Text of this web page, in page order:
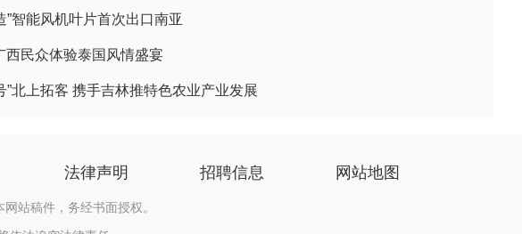
”智能风机叶片首次出口南亚
西民众体验泰国风情盛宴
”北上拓客 携手吉林推特色农业产业发展
法律声明 招聘信息 网站地图
站稿件，务经书面授权。